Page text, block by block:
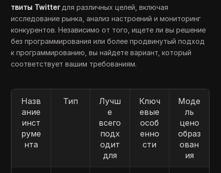
твиты Twitterдля различных целей, включая
исследование рынка, анализ настроений и мониторинг
конкурентов. Независимо от того, ищете ли вы решение
без программирования или более продвинутый подход
к программированию, вы найдете вариант, который
соответствует вашим требованиям.
Назв
ание
инст
руме
нта
Тип
Лучш
е
всего
подх
одит
для
Ключ
евые
особ
енно
сти
Моде
ль
цено
образ
ован
ия